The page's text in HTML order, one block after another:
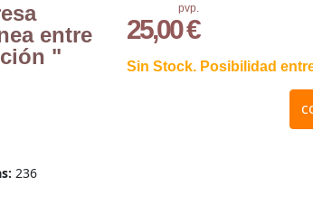
entre
"
236
pvp.
25,00 €
Sin Stock. Posibilidad